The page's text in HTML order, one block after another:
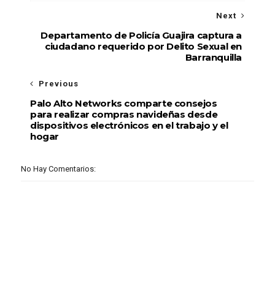
Next
Departamento de Policía Guajira captura a
ciudadano requerido por Delito Sexual en
Barranquilla
Previous
Palo Alto Networks comparte consejos
para realizar compras navideñas desde
dispositivos electrónicos en el trabajo y el
hogar
No Hay Comentarios: